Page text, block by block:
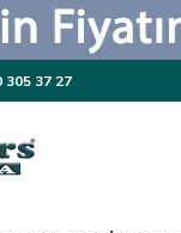
305 37 27